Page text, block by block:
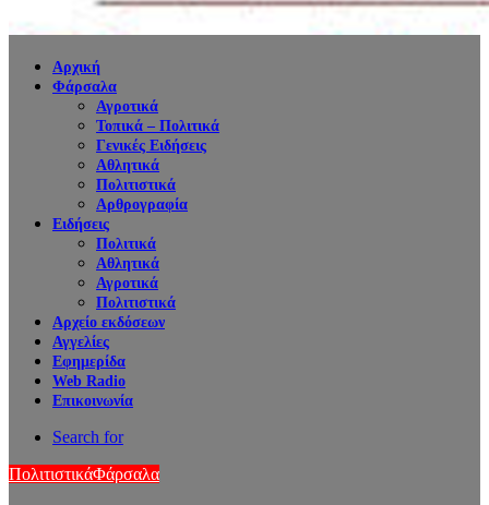
Αρχική
Φάρσαλα
Αγροτικά
Τοπικά – Πολιτικά
Γενικές Ειδήσεις
Αθλητικά
Πολιτιστικά
Αρθρογραφία
Ειδήσεις
Πολιτικά
Αθλητικά
Αγροτικά
Πολιτιστικά
Αρχείο εκδόσεων
Αγγελίες
Εφημερίδα
Web Radio
Επικοινωνία
Search for
ΠολιτιστικάΦάρσαλα